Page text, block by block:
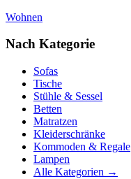
Wohnen
Nach Kategorie
Sofas
Tische
Stühle & Sessel
Betten
Matratzen
Kleiderschränke
Kommoden & Regale
Lampen
Alle Kategorien →